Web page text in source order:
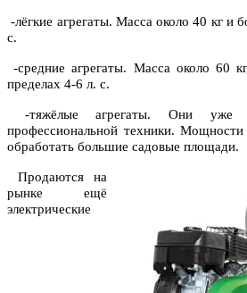
-лёгкие агрегаты. Масса около 40 кг и
с.
-средние агрегаты. Масса около 60
пределах 4-6 л. с.
-тяжёлые агрегаты. Они уже
профессиональной техники.
обработать большие садовые площади.
Продаются на
рынке ещё
электрические